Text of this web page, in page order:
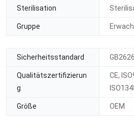
Sterilisation
Gruppe
Sicherheitsstandard
Qualitätszertifizierun
g
CE,
Größe OEM